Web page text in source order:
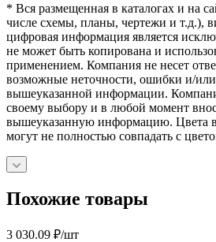
* Вся размещенная в каталогах и на
числе схемы, планы, чертежи и т.д.),
цифровая информация является
не может быть копирована и
применением. Компания не несет
возможные неточности, ошибки и/или
вышеуказанной информации.
своему выбору и в любой момент
вышеуказанную информацию. Цвета в
могут не полностью совпадать с
Похожие товары
3 030.09 ₽/шт